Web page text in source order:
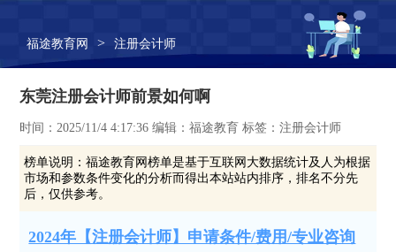
福途教育网 > 注册会计师
东莞注册会计师前景如何啊
时间：2025/11/4 4:17:36 编辑：福途教育 标签：注册会计师
榜单说明：福途教育网榜单是基于互联网大数据统计及人为根据
市场和参数条件变化的分析而得出本站站内排序，排名不分先
后，仅供参考。
2024年【注册会计师】申请条件/费用/专业咨询